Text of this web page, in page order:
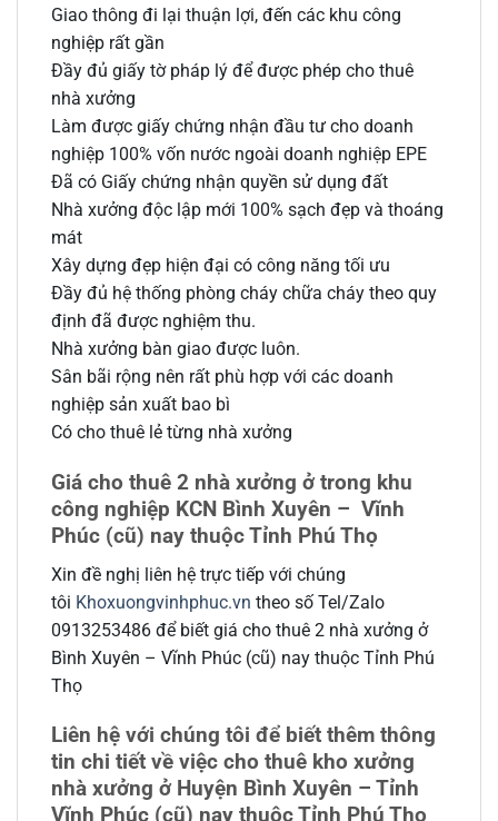
Giao thông đi lại thuận lợi, đến các khu công
nghiệp rất gần
Đầy đủ giấy tờ pháp lý để được phép cho thuê
nhà xưởng
Làm được giấy chứng nhận đầu tư cho doanh
nghiệp 100% vốn nước ngoài doanh nghiệp EPE
Đã có Giấy chứng nhận quyền sử dụng đất
Nhà xưởng độc lập mới 100% sạch đẹp và thoáng
mát
Xây dựng đẹp hiện đại có công năng tối ưu
Đầy đủ hệ thống phòng cháy chữa cháy theo quy
định đã được nghiệm thu.
Nhà xưởng bàn giao được luôn.
Sân bãi rộng nên rất phù hợp với các doanh
nghiệp sản xuất bao bì
Có cho thuê lẻ từng nhà xưởng
Giá cho thuê 2 nhà xưởng ở trong khu
công nghiệp KCN Bình Xuyên – Vĩnh
Phúc (cũ) nay thuộc Tỉnh Phú Thọ
Xin đề nghị liên hệ trực tiếp với chúng
tôi Khoxuongvinhphuc.vn theo số Tel/Zalo
0913253486 để biết giá cho thuê 2 nhà xưởng ở
Bình Xuyên – Vĩnh Phúc (cũ) nay thuộc Tỉnh Phú
Thọ
Liên hệ với chúng tôi để biết thêm thông
tin chi tiết về việc cho thuê kho xưởng
nhà xưởng ở Huyện Bình Xuyên – Tỉnh
Vĩnh Phúc (cũ) nay thuộc Tỉnh Phú Thọ